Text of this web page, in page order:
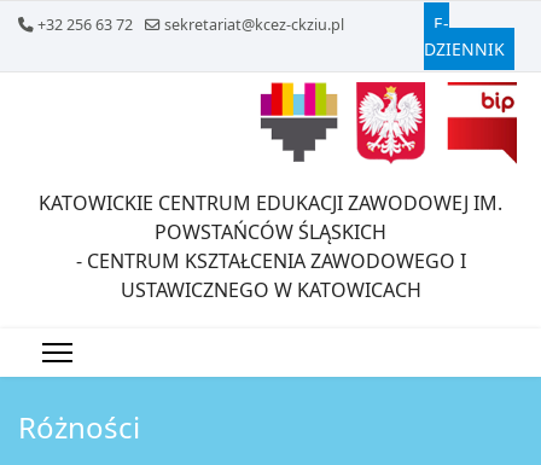
+32 256 63 72 sekretariat@kcez-ckziu.pl
E-
DZIENNIK
KATOWICKIE CENTRUM EDUKACJI ZAWODOWEJ IM.
POWSTAŃCÓW ŚLĄSKICH
- CENTRUM KSZTAŁCENIA ZAWODOWEGO I
USTAWICZNEGO W KATOWICACH
Różności